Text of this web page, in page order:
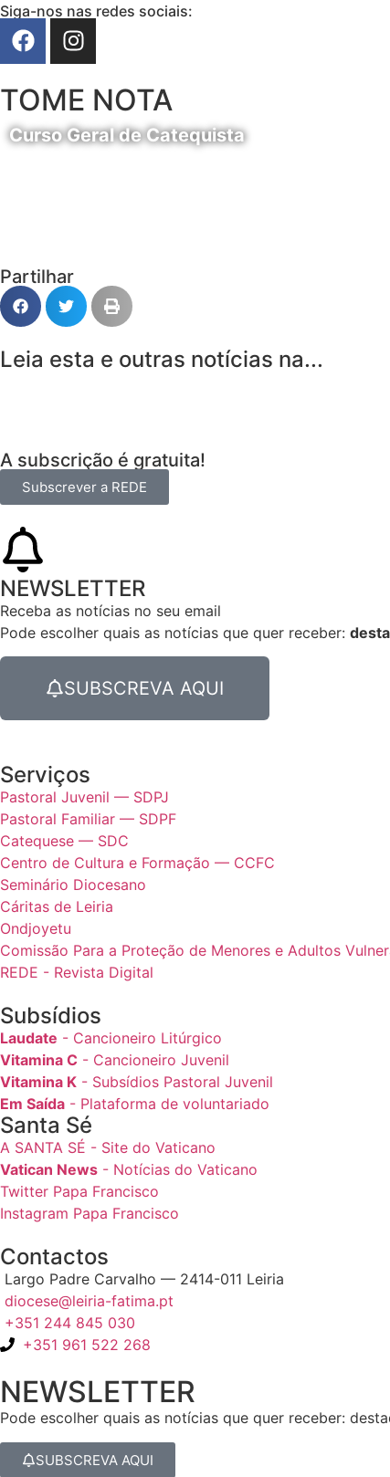
Siga-nos nas redes sociais:
TOME NOTA
Curso Geral de Catequista
Partilhar
Leia esta e outras notícias na...
A subscrição é gratuita!
Subscrever a REDE
NEWSLETTER
Receba as notícias no seu email​
Pode escolher quais as notícias que quer receber:
SUBSCREVA AQUI
Serviços
Pastoral Juvenil — SDPJ
Pastoral Familiar — SDPF
Catequese — SDC
Centro de Cultura e Formação — CCFC
Seminário Diocesano
Cáritas de Leiria
Ondjoyetu
Comissão Para a Proteção de Menores e Adultos
REDE - Revista Digital
Subsídios
Laudate - Cancioneiro Litúrgico
Vitamina C - Cancioneiro Juvenil
Vitamina K - Subsídios Pastoral Juvenil
Em Saída - Plataforma de voluntariado
Santa Sé
A SANTA SÉ - Site do Vaticano
Vatican News - Notícias do Vaticano
Twitter Papa Francisco
Instagram Papa Francisco
Contactos
Largo Padre Carvalho — 2414-011 Leiria
diocese@leiria-fatima.pt
+351 244 845 030
+351 961 522 268
NEWSLETTER
Pode escolher quais as notícias que quer receber:
SUBSCREVA AQUI